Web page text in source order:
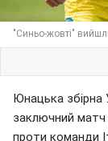
"Синьо-жовті"
Юнацька збірна
заключний матч
проти команди